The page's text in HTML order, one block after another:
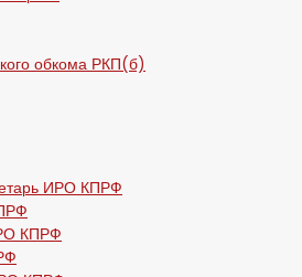
обкома РКП(б)
ИРО КПРФ
КПРФ